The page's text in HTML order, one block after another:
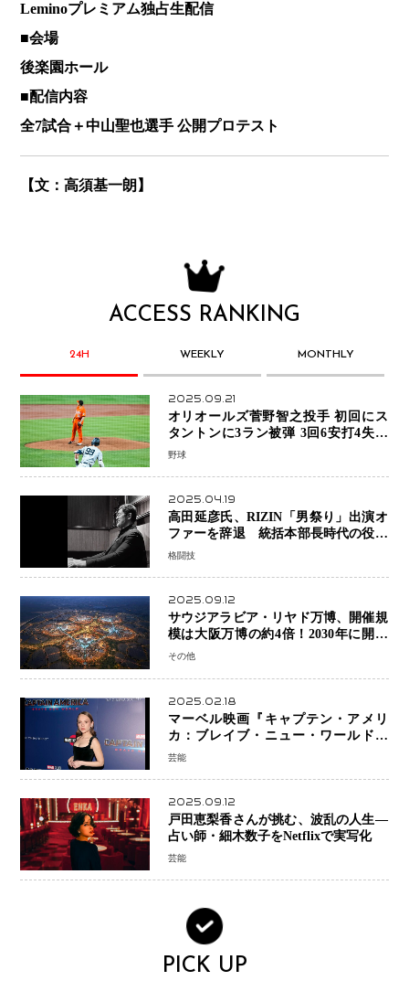
Leminoプレミアム独占生配信
■会場
後楽園ホール
■配信内容
全7試合＋中山聖也選手 公開プロテスト
【文：高須基一朗】
ACCESS RANKING
24H WEEKLY MONTHLY
2025.09.21
オリオールズ菅野智之投手 初回にス
タントンに3ラン被弾 3回6安打4失点
で降板
野球
2025.04.19
高田延彦氏、RIZIN「男祭り」出演オ
ファーを辞退 統括本部長時代の役目
「すでに終えています」と明言
格闘技
2025.09.12
サウジアラビア・リヤド万博、開催規
模は大阪万博の約4倍！2030年に開幕
予定
その他
2025.02.18
マーベル映画『キャプテン・アメリ
カ：ブレイブ・ニュー・ワールド』
新ブラック・ウィドウ役のシラ・ハー
芸能
2025.09.12
戸田恵梨香さんが挑む、波乱の人生―
占い師・細木数子をNetflixで実写化
芸能
PICK UP